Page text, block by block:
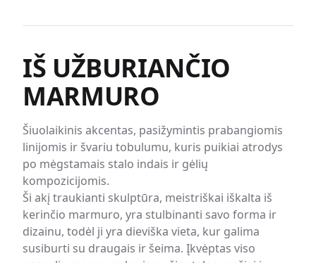
tenkina.
Būkite tikri, kad visada naudosime geriausios kokybės
sandarinimo ir poliravimo produktus, kad užtikrintume
geriausią įmanomą jūsų stalo apdailą ir ilgaamžiškumą.
SKYSČIAI: Ant akmens paviršiaus likę skysčiai gali prasiskverbti
į akmenį, net jei jis yra užsandarintas. Marmuras jautrus
rūgštinėms medžiagoms, pavyzdžiui, citrinų sultims, vynui,
kavai, actui ir kt. Kad išvengtumėte ėsdinimo ar dėmių,
išsiliejusius skysčius nedelsiant nuvalykite.
ŠILUMOS: Marmuras yra atsparus karščiui, tačiau
rekomenduojame naudoti trivetį arba karštą padėkliuką, kad
apsaugotumėte paviršių nuo karštų keptuvių ar indų.
VALYMAS: paviršių valykite švelniu akmens valikliu arba
natūraliu muilu ir šiltu vandeniu. Nenaudokite baliklių ar stiprių
valiklių.
IŠ UŽBURIANČIO
MARMURO
Šiuolaikinis akcentas, pasižymintis prabangiomis
linijomis ir švariu tobulumu, kuris puikiai atrodys
po mėgstamais stalo indais ir gėlių
kompozicijomis.
Ši akį traukianti skulptūra, meistriškai iškalta iš
kerinčio marmuro, yra stulbinanti savo forma ir
dizainu, todėl ji yra dieviška vieta, kur galima
susiburti su draugais ir šeima. Įkvėptas viso